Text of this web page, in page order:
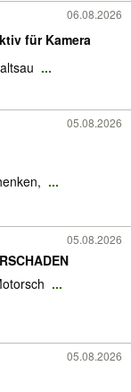
06.08.2026
für Kamera
...
05.08.2026
...
05.08.2026
...
05.08.2026